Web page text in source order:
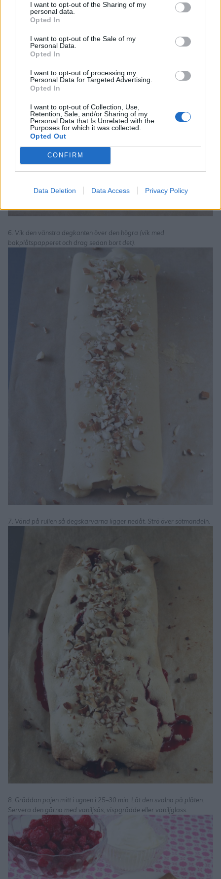
I want to opt-out of the Sharing of my
personal data.
Opted In
I want to opt-out of the Sale of my
Personal Data.
Opted In
I want to opt-out of processing my
Personal Data for Targeted Advertising.
Opted In
I want to opt-out of Collection, Use,
Retention, Sale, and/or Sharing of my
Personal Data that Is Unrelated with the
Purposes for which it was collected.
Opted Out
CONFIRM
Data Deletion Data Access Privacy Policy
sedan bort det så går degen inte sönder så lätt).
6. Vik den vänstra degkanten över den högra (vik med
bakplåtspapperet och drag sedan bort det).
7. Vänd på rullen så degskarvarna ligger nedåt. Strö över sötmandeln.
8. Gräddan pajen mitt i ugnen i 25–30 min. Låt den svalna på plåten.
Servera den gärna med vaniljsås, vispgrädde eller vaniljglass.